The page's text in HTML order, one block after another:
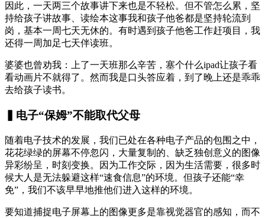
因此，一天两三个故事讲下来也是不轻松。但不管怎么累，坚
持给孩子讲故事、读绘本这事我和孩子他爸都是坚持轮流到
岗，基本一周七天无休的。有时遇到孩子他爸工作赶项目，我
还得一周加足七天伴读班。
婆婆也曾劝我：上了一天班那么辛苦，塞个什么ipad让孩子看
看动画片不就得了。然而我是口头答应着，到了晚上还是乖乖
去给孩子读书。
▍电子“保姆”不能取代父母
随着电子技术的发展，我们已处在各种电子产品的包围之中，
花花绿绿的屏幕不停忽闪，大量复制的、缺乏独创意义的图像
异彩纷呈，时刻变换。因为工作交际，因为生活需要，很多时
候大人是无法躲避这样“速食信息”的环境。但孩子还能“幸
免”，我们不该早早地推他们进入这样的环境。
要知道捕捉电子屏幕上的图像更多是靠视觉器官的感知，而不